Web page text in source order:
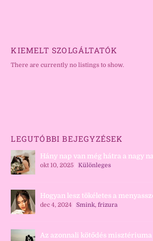
KIEMELT SZOLGÁLTATÓK
There are currently no listings to show.
LEGUTÓBBI BEJEGYZÉSEK
Hány nap van még hátra a nagy
okt 10, 2025 |Különleges
Hogyan lesz tökéletes a
dec 4, 2024 |Smink, frizura
Az azonnali kötődés misztériuma